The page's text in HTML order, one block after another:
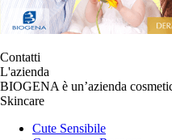
Contatti
L'azienda
BIOGENA è un’azienda
Skincare
Cute Sensibile